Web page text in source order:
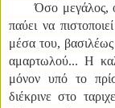
Όσο μεγάλος,
παύει να
μέσα του,
αμαρτωλού... Η
μόνον υπό το
διέκρινε στο